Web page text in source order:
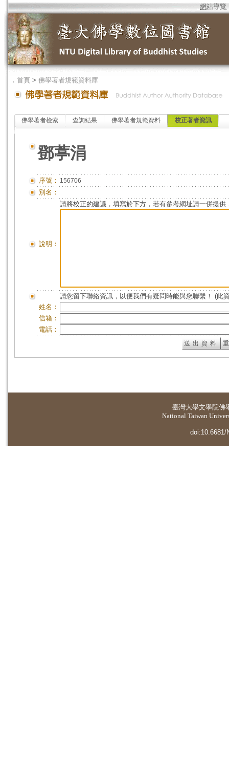
網站導覽
． 首頁 > 佛學著者規範資料庫
佛學著者檢索 查詢結果 佛學著者規範資料 校正著者資訊
鄧葶涓
序號： 156706
別名：
說明：
請將校正的建議，填寫於下方，若有參考網址請一併提供
請您留下聯絡資訊，以便我們有疑問時能與您聯繫！ (此
姓名：
信箱：
電話：
臺灣大學文學院佛
National Taiwan
doi:10.6681/